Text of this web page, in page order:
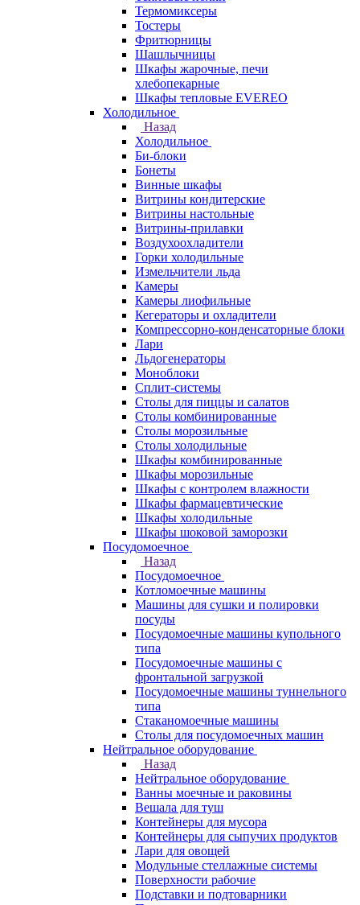
Термомиксеры
Тостеры
Фритюрницы
Шашлычницы
Шкафы жарочные, печи
хлебопекарные
Шкафы тепловые EVEREO
Холодильное
Назад
Холодильное
Би-блоки
Бонеты
Винные шкафы
Витрины кондитерские
Витрины настольные
Витрины-прилавки
Воздухоохладители
Горки холодильные
Измельчители льда
Камеры
Камеры лиофильные
Кегераторы и охладители
Компрессорно-конденсаторные блоки
Лари
Льдогенераторы
Моноблоки
Сплит-системы
Столы для пиццы и салатов
Столы комбинированные
Столы морозильные
Столы холодильные
Шкафы комбинированные
Шкафы морозильные
Шкафы с контролем влажности
Шкафы фармацевтические
Шкафы холодильные
Шкафы шоковой заморозки
Посудомоечное
Назад
Посудомоечное
Котломоечные машины
Машины для сушки и полировки
посуды
Посудомоечные машины купольного
типа
Посудомоечные машины с
фронтальной загрузкой
Посудомоечные машины туннельного
типа
Стаканомоечные машины
Столы для посудомоечных машин
Нейтральное оборудование
Назад
Нейтральное оборудование
Ванны моечные и раковины
Вешала для туш
Контейнеры для мусора
Контейнеры для сыпучих продуктов
Лари для овощей
Модульные стеллажные системы
Поверхности рабочие
Подставки и подтоварники